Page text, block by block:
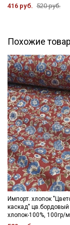
416 руб. 520 руб.
Похожие
Импорт. хлопок
каскад"
хлопок-100%, 100гр/
Секретная
Мы